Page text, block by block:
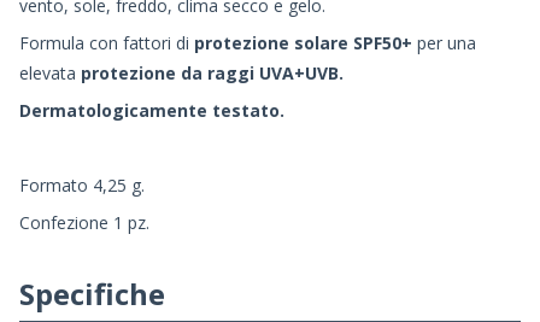
vento, sole, freddo, clima secco e gelo.
Formula con fattori di protezione solare SPF50+ per una
elevata protezione da raggi UVA+UVB.
Dermatologicamente testato.
Formato 4,25 g.
Confezione 1 pz.
Specifiche